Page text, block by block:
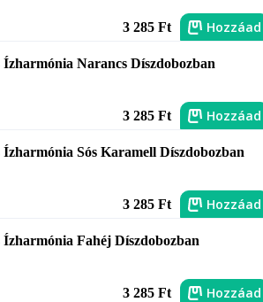
3 285 Ft Hozzáad
Ízharmónia Narancs Díszdobozban
3 285 Ft Hozzáad
Ízharmónia Sós Karamell Díszdobozban
3 285 Ft Hozzáad
Ízharmónia Fahéj Díszdobozban
3 285 Ft Hozzáad